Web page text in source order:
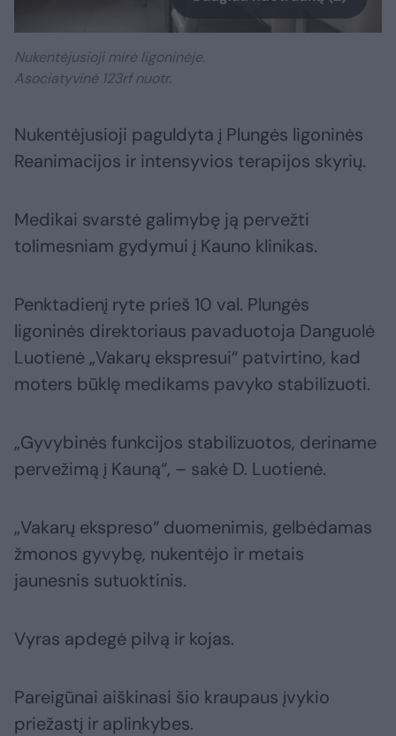
Nukentėjusioji mirė ligoninėje.
Asociatyvinė 123rf nuotr.
Nukentėjusioji paguldyta į Plungės ligoninės
Reanimacijos ir intensyvios terapijos skyrių.
Medikai svarstė galimybę ją pervežti
tolimesniam gydymui į Kauno klinikas.
Penktadienį ryte prieš 10 val. Plungės
ligoninės direktoriaus pavaduotoja Danguolė
Luotienė „Vakarų ekspresui“ patvirtino, kad
moters būklę medikams pavyko stabilizuoti.
„Gyvybinės funkcijos stabilizuotos, deriname
pervežimą į Kauną“, – sakė D. Luotienė.
„Vakarų ekspreso“ duomenimis, gelbėdamas
žmonos gyvybę, nukentėjo ir metais
jaunesnis sutuoktinis.
Vyras apdegė pilvą ir kojas.
Pareigūnai aiškinasi šio kraupaus įvykio
priežastį ir aplinkybes.